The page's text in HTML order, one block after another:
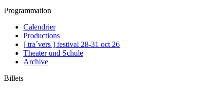
Programmation
Calendrier
Productions
[ tra´vers ] festival 28-31 oct 26
Theater und Schule
Archive
Billets